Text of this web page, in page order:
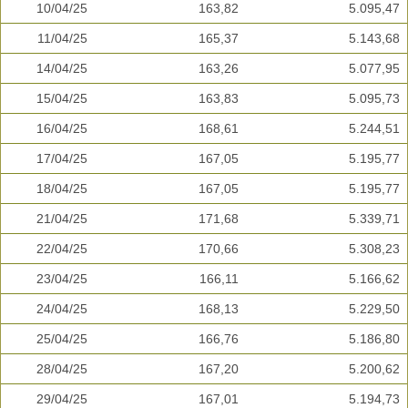
10/04/25 163,82 5.095,47
11/04/25 165,37 5.143,68
14/04/25 163,26 5.077,95
15/04/25 163,83 5.095,73
16/04/25 168,61 5.244,51
17/04/25 167,05 5.195,77
18/04/25 167,05 5.195,77
21/04/25 171,68 5.339,71
22/04/25 170,66 5.308,23
23/04/25 166,11 5.166,62
24/04/25 168,13 5.229,50
25/04/25 166,76 5.186,80
28/04/25 167,20 5.200,62
29/04/25 167,01 5.194,73